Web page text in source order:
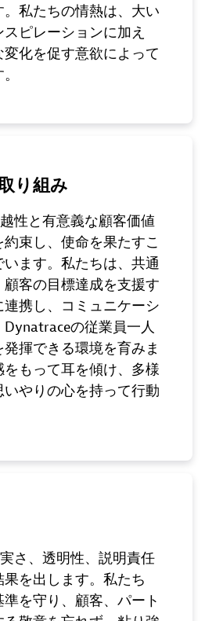
私たちの情熱は、大い
ピレーションに加え
化を促す意欲によって
り組み
性と有意義な顧客価値
束し、使命を果たすこ
ます。私たちは、共通
客の目標達成を支援す
携し、コミュニケーシ
Dynatraceの従業員一人
揮できる環境を育みま
もって耳を傾け、多様
やりの心を持って行動
さ、透明性、説明責任
を出します。私たち
を守り、顧客、パート